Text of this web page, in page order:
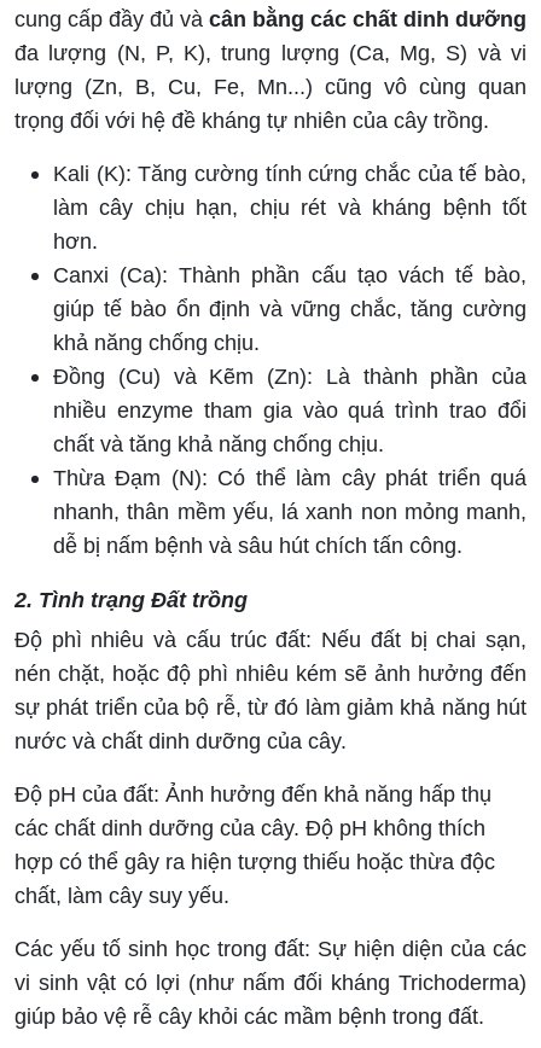
cung cấp đầy đủ và cân bằng các chất dinh dưỡng
đa lượng (N, P, K), trung lượng (Ca, Mg, S) và vi
lượng (Zn, B, Cu, Fe, Mn...) cũng vô cùng quan
trọng đối với hệ đề kháng tự nhiên của cây trồng.
Kali (K): Tăng cường tính cứng chắc của tế bào,
làm cây chịu hạn, chịu rét và kháng bệnh tốt
hơn.
Canxi (Ca): Thành phần cấu tạo vách tế bào,
giúp tế bào ổn định và vững chắc, tăng cường
khả năng chống chịu.
Đồng (Cu) và Kẽm (Zn): Là thành phần của
nhiều enzyme tham gia vào quá trình trao đổi
chất và tăng khả năng chống chịu.
Thừa Đạm (N): Có thể làm cây phát triển quá
nhanh, thân mềm yếu, lá xanh non mỏng manh,
dễ bị nấm bệnh và sâu hút chích tấn công.
2. Tình trạng Đất trồng
Độ phì nhiêu và cấu trúc đất: Nếu đất bị chai sạn,
nén chặt, hoặc độ phì nhiêu kém sẽ ảnh hưởng đến
sự phát triển của bộ rễ, từ đó làm giảm khả năng hút
nước và chất dinh dưỡng của cây.
Độ pH của đất: Ảnh hưởng đến khả năng hấp thụ
các chất dinh dưỡng của cây. Độ pH không thích
hợp có thể gây ra hiện tượng thiếu hoặc thừa độc
chất, làm cây suy yếu.
Các yếu tố sinh học trong đất: Sự hiện diện của các
vi sinh vật có lợi (như nấm đối kháng Trichoderma)
giúp bảo vệ rễ cây khỏi các mầm bệnh trong đất.